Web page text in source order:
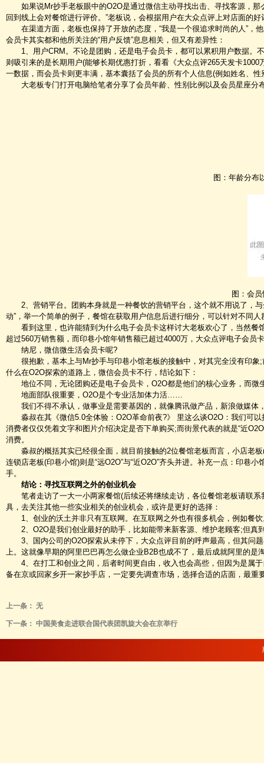
如果说Mr抄手老板眼中的O2O是通过微信主动寻找出击、寻找客源，那
回到线上会对餐馆进行评价。”老板说，会根据用户在大众点评上对店面的
在渠道方面，老板也保持了开放的态度，“我是一个很追求时尚的人”，
会员卡其实都和他所关注的“用户反馈”息息相关，但又有差异性：
1、用户CRM。不论是团购，还是电子会员卡，都可以累积用户数据。
则吸引来的是长期用户(能够长期优惠打折，看看《大众点评265天发卡
一数据，而会员卡则更丰满，基本囊括了会员的所有个人信息(例如姓名、
大老板专门打开电脑给笔者分享了会员年龄、性别比例以及会员星座分
图：年龄分布以
图：会员
2、营销平台。团购本身就是一种餐饮的营销平台，这个就不用说了，与
动”，举一个简单的例子，餐馆在获取用户信息后进行细分，可以针对不
看到这里，也许能猜到为什么电子会员卡这样讨大老板欢心了，当然餐
超过560万销售额，而印巷小馆年销售额已超过4000万，大众点评电子会员
纳尼，微信微生活会员卡呢?
很抱歉，基本上与Mr抄手与印巷小馆老板的接触中，对其完全没有印象;
什么在O2O探索的道路上，微信会员卡不行，结论如下：
地位不同，无论团购还是电子会员卡，O2O都是他们的核心业务，而微
地面部队很重要，O2O是个专业活加体力活……
我们不得不承认，做事业是需要基因的，就像腾讯做产品，新浪做媒体
淼叔在其《微信5.0全体验：O2O革命前夜?》 里这么谈O2O：我们可以
消费者仅仅凭着文字和图片介绍决定是否下单购买;而街景代表的就是“近
消费。
淼叔的概括其实已经很全面，就目前接触的2位餐馆老板而言，小店老板
连锁店老板(印巷小馆)则是“远O2O”与“近O2O”齐头并进。补充一点：印巷
手。
结论：寻找互联网之外的创业机会
笔者走访了一大一小两家餐馆(后续还将继续走访，各位餐馆老板请联系
具，去关注其他一些实业相关的创业机会，或许是更好的选择：
1、创业的沃土并非只有互联网。在互联网之外也有很多机会，例如餐
2、O2O是我们创业最好的助手，比如能带来新客源、维护老顾客;但真
3、国内公司的O2O探索从未停下，大众点评目前的呼声最高，但其问
上。这就像早期的阿里巴巴再怎么做企业B2B也成不了，最后成就阿里的
4、在打工和创业之间，后者时间更自由，收入也会高些，但因为是属
备在京或回家乡开一家抄手店，一定要先调查市场，选择合适的店面，最重
上一条： 无
下一条： 中国美食走进联合国代表团凯旋大会在京举行